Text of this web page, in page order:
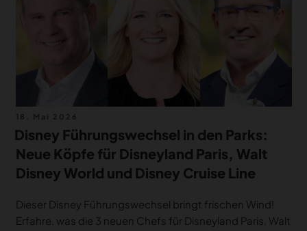
am
Disney Führungswechsel in den Parks:
Neue Köpfe für Disneyland Paris, Walt
Disney World und Disney Cruise Line
Dieser Disney Führungswechsel bringt frischen Wind!
Erfahre, was die 3 neuen Chefs für Disneyland Paris, Walt